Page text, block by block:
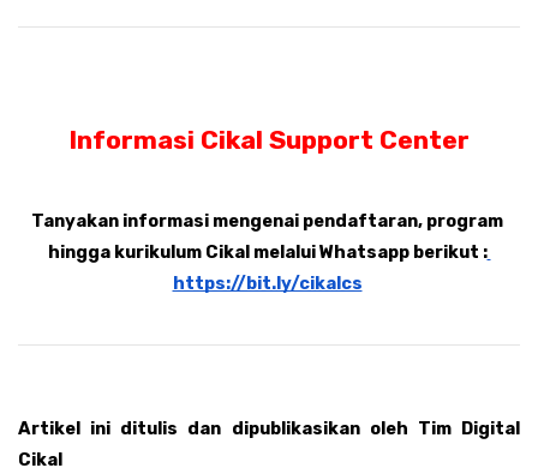
Informasi Cikal Support Center
Tanyakan informasi mengenai pendaftaran, program
hingga kurikulum Cikal melalui Whatsapp berikut :
https://bit.ly/cikalcs
Artikel ini ditulis dan dipublikasikan oleh Tim Digital
Cikal